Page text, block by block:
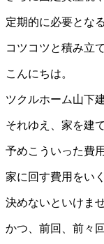
定期的に必要とな
コツコツと積み立
こんにちは。
ツクルホーム山下
それゆえ、家を建
予めこういった費
家に回す費用をい
決めないといけませ
かつ、前回、前々